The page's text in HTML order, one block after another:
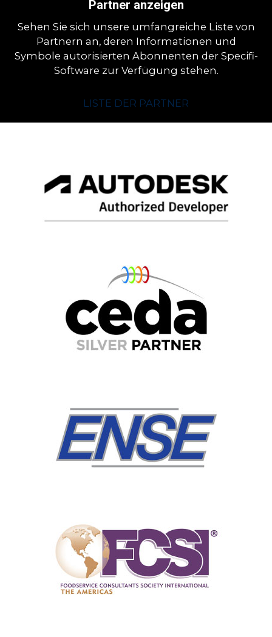
Partner anzeigen
Sehen Sie sich unsere umfangreiche Liste von
Partnern an, deren Informationen und
Symbole autorisierten Abonnenten der Specifi-
Software zur Verfügung stehen.
LISTE DER PARTNER